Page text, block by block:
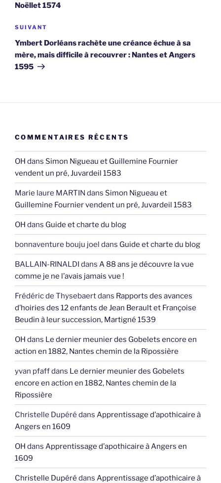
Noëllet 1574
Article
suivant
SUIVANT
Ymbert Dorléans rachète une créance échue à sa
mère, mais difficile à recouvrer : Nantes et Angers
1595
COMMENTAIRES RÉCENTS
OH dans Simon Nigueau et Guillemine Fournier
vendent un pré, Juvardeil 1583
Marie laure MARTIN dans Simon Nigueau et
Guillemine Fournier vendent un pré, Juvardeil 1583
OH dans Guide et charte du blog
bonnaventure bouju joel dans Guide et charte du blog
BALLAIN-RINALDI dans A 88 ans je découvre la vue
comme je ne l’avais jamais vue !
Frédéric de Thysebaertdans Rapports des avances
d’hoiries des 12 enfants de Jean Berault et Françoise
Beudin à leur succession, Martigné 1539
OH dans Le dernier meunier des Gobelets encore en
action en 1882, Nantes chemin de la Ripossière
yvan pfaffdans Le dernier meunier des Gobelets
encore en action en 1882, Nantes chemin de la
Ripossière
Christelle Dupéré dans Apprentissage d’apothicaire à
Angers en 1609
OH dans Apprentissage d’apothicaire à Angers en
1609
Christelle Dupéré dans Apprentissage d’apothicaire à